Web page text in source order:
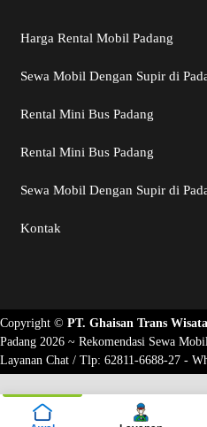
Harga Rental Mobil Padang
Sewa Mobil Dengan Supir di
Rental Mini Bus Padang
Rental Mini Bus Padang
Sewa Mobil Dengan Supir di
Kontak
Copyright © PT. Ghaisan Trans
Padang 2026 ~ Rekomendasi Sewa
Layanan Chat / Tlp: 62811-6688-27 -